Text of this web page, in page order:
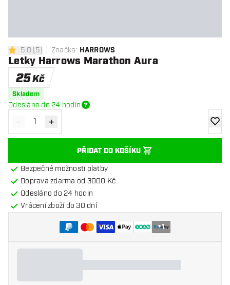
5 hodnoticí hvězdičky
5.0 [5] Značka: HARROWS
Letky Harrows Marathon Aura
25Kč
Skladem
Odesláno do 24 hodin
Snížit množství
- Zvýšit množství
+
PŘIDAT DO KOŠÍKU
Bezpečné možnosti platby
Doprava zdarma od 3000 Kč
Odesláno do 24 hodin
Vrácení zboží do 30 dní
+1